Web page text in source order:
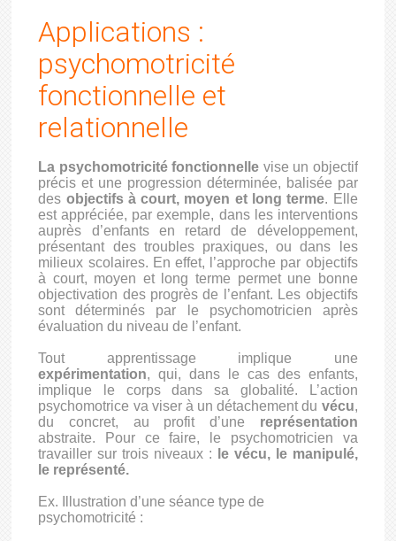
Applications :
psychomotricité
fonctionnelle et
relationnelle
La psychomotricité fonctionnelle vise un objectif
précis et une progression déterminée, balisée par
des objectifs à court, moyen et long terme. Elle
est appréciée, par exemple, dans les interventions
auprès d’enfants en retard de développement,
présentant des troubles praxiques, ou dans les
milieux scolaires. En effet, l’approche par objectifs
à court, moyen et long terme permet une bonne
objectivation des progrès de l’enfant. Les objectifs
sont déterminés par le psychomotricien après
évaluation du niveau de l’enfant.
Tout apprentissage implique une
expérimentation, qui, dans le cas des enfants,
implique le corps dans sa globalité. L’action
psychomotrice va viser à un détachement du vécu,
du concret, au profit d’une représentation
abstraite. Pour ce faire, le psychomotricien va
travailler sur trois niveaux :
le vécu, le manipulé,
le représenté.
Ex. Illustration d’une séance type de
psychomotricité :